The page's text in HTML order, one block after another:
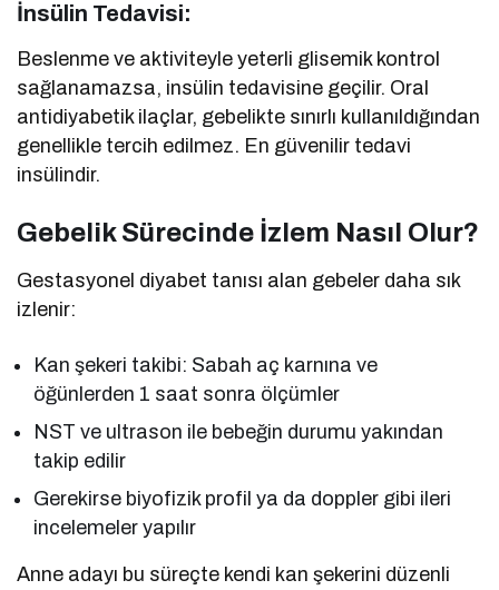
İnsülin Tedavisi:
Beslenme ve aktiviteyle yeterli glisemik kontrol
sağlanamazsa, insülin tedavisine geçilir. Oral
antidiyabetik ilaçlar, gebelikte sınırlı kullanıldığından
genellikle tercih edilmez. En güvenilir tedavi
insülindir.
Gebelik Sürecinde İzlem Nasıl Olur?
Gestasyonel diyabet tanısı alan gebeler daha sık
izlenir:
Kan şekeri takibi: Sabah aç karnına ve
öğünlerden 1 saat sonra ölçümler
NST ve ultrason ile bebeğin durumu yakından
takip edilir
Gerekirse biyofizik profil ya da doppler gibi ileri
incelemeler yapılır
Anne adayı bu süreçte kendi kan şekerini düzenli